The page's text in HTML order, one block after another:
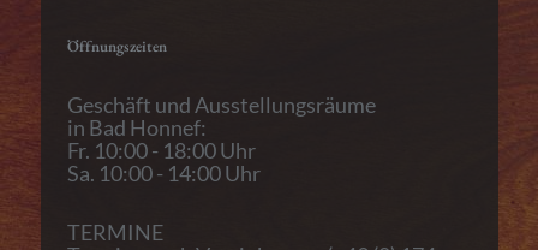
Öffnungszeiten
Geschäft und Ausstellungsräume
in Bad Honnef:
Fr. 10:00 - 18:00 Uhr
Sa. 10:00 - 14:00 Uhr
TERMINE